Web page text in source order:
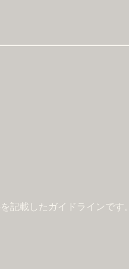
記載したガイドラインです。